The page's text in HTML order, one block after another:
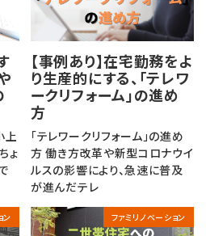
上
ょ
【事例あり】在宅勤務をよ
り生産的にする、「テレワ
ークリフォーム」の進め
方
「テレワークリフォーム」の進め
方 働き方改革や新型コロナウイ
ルスの影響により、急速に普及
が進んだテレ
ン ファミリノベーション